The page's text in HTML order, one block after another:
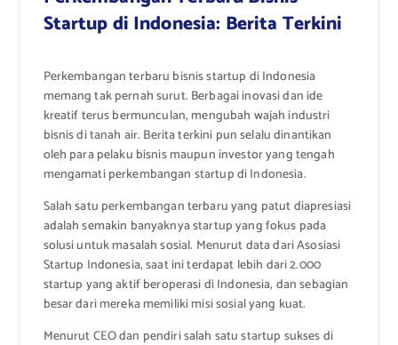
Startup di Indonesia: Berita Terkini
Perkembangan terbaru bisnis startup di Indonesia
memang tak pernah surut. Berbagai inovasi dan ide
kreatif terus bermunculan, mengubah wajah industri
bisnis di tanah air. Berita terkini pun selalu dinantikan
oleh para pelaku bisnis maupun investor yang tengah
mengamati perkembangan startup di Indonesia.
Salah satu perkembangan terbaru yang patut diapresiasi
adalah semakin banyaknya startup yang fokus pada
solusi untuk masalah sosial. Menurut data dari Asosiasi
Startup Indonesia, saat ini terdapat lebih dari 2.000
startup yang aktif beroperasi di Indonesia, dan sebagian
besar dari mereka memiliki misi sosial yang kuat.
Menurut CEO dan pendiri salah satu startup sukses di